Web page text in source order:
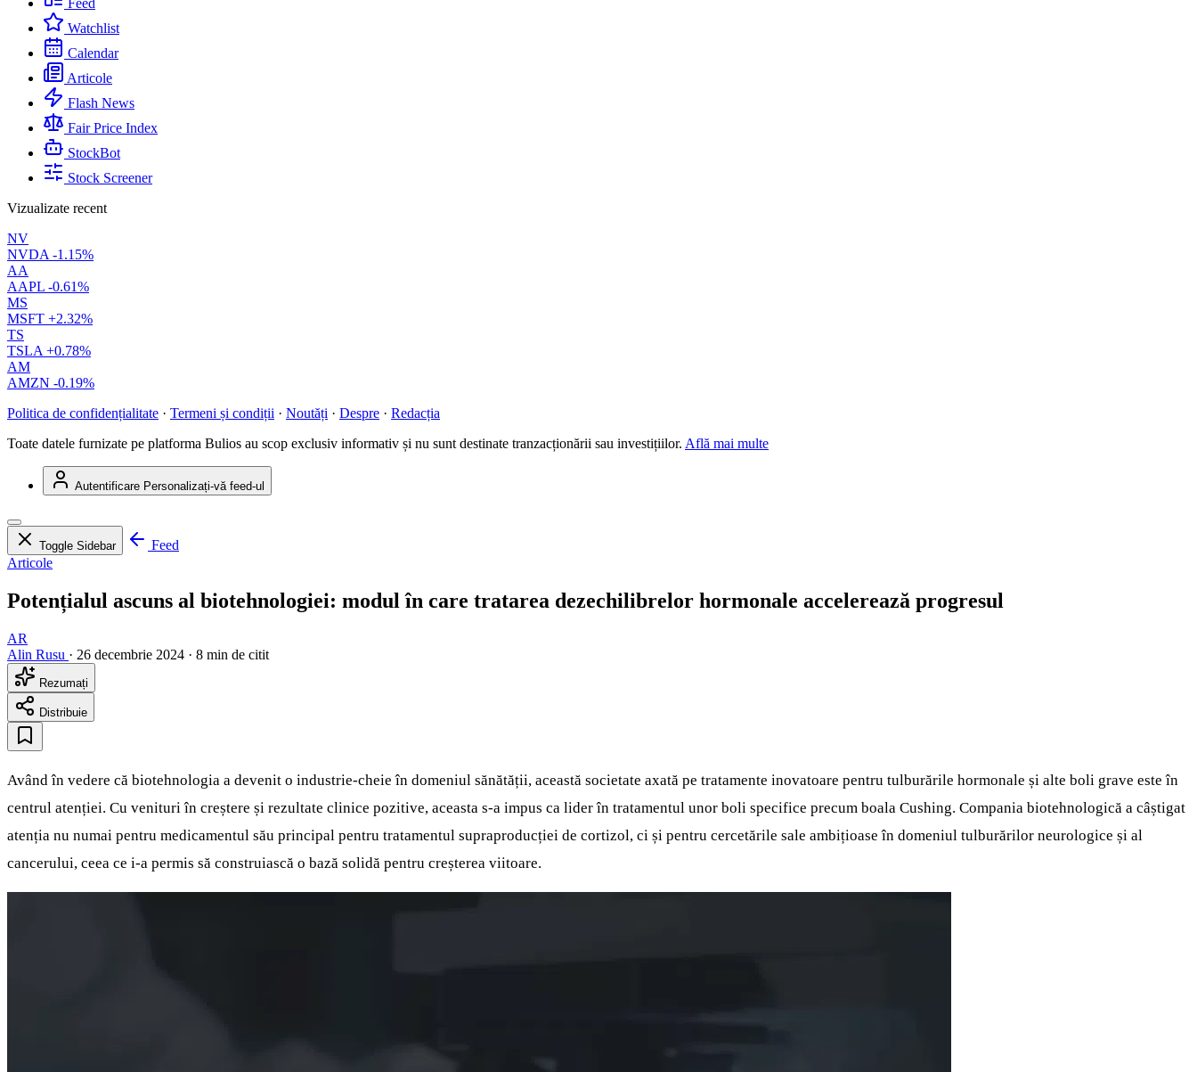
Feed
Watchlist
Calendar
Articole
Flash News
Fair Price Index
StockBot
Stock Screener
Vizualizate recent
NV
NVDA -1.15%
AA
AAPL -0.61%
MS
MSFT +2.32%
TS
TSLA +0.78%
AM
AMZN -0.19%
Politica de confidențialitate · Termeni și condiții · Noutăți · Despre · Redacția
Toate datele furnizate pe platforma Bulios au scop exclusiv informativ și nu sunt destinate tranzacționării sau investițiilor. Află mai multe
Autentificare Personalizați-vă feed-ul
Toggle Sidebar
Feed
Articole
Potențialul ascuns al biotehnologiei: modul în care tratarea dezechilibrelor hormonale accelerează progresul
AR
Alin Rusu · 26 decembrie 2024 · 8 min de citit
Rezumați
Distribuie
Având în vedere că biotehnologia a devenit o industrie-cheie în domeniul sănătății, această societate axată pe tratamente inovatoare pentru tulburările hormonale și alte boli grave este în
centrul atenției. Cu venituri în creștere și rezultate clinice pozitive, aceasta s-a impus ca lider în tratamentul unor boli specifice precum boala Cushing. Compania biotehnologică a câștigat
atenția nu numai pentru medicamentul său principal pentru tratamentul supraproducției de cortizol, ci și pentru cercetările sale ambițioase în domeniul tulburărilor neurologice și al
cancerului, ceea ce i-a permis să construiască o bază solidă pentru creșterea viitoare.